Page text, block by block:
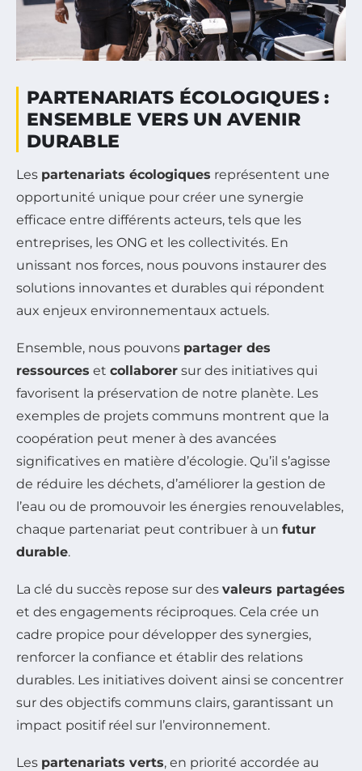
PARTENARIATS ÉCOLOGIQUES :
ENSEMBLE VERS UN AVENIR
DURABLE
Les partenariats écologiques représentent une
opportunité unique pour créer une synergie
efficace entre différents acteurs, tels que les
entreprises, les ONG et les collectivités. En
unissant nos forces, nous pouvons instaurer des
solutions innovantes et durables qui répondent
aux enjeux environnementaux actuels.
Ensemble, nous pouvons partager des
ressources et collaborer sur des initiatives qui
favorisent la préservation de notre planète. Les
exemples de projets communs montrent que la
coopération peut mener à des avancées
significatives en matière d’écologie. Qu’il s’agisse
de réduire les déchets, d’améliorer la gestion de
l’eau ou de promouvoir les énergies renouvelables,
chaque partenariat peut contribuer à un futur
durable.
La clé du succès repose sur des valeurs partagées
et des engagements réciproques. Cela crée un
cadre propice pour développer des synergies,
renforcer la confiance et établir des relations
durables. Les initiatives doivent ainsi se concentrer
sur des objectifs communs clairs, garantissant un
impact positif réel sur l’environnement.
Les partenariats verts, en priorité accordée au